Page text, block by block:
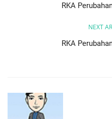
RKA
NEXT
RKA